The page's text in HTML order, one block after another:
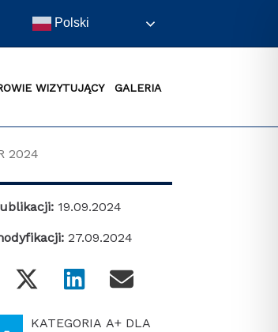
Polski
WIZYTUJĄCY GALERIA
2024
19.09.2024
27.09.2024
KATEGORIA A+ DLA